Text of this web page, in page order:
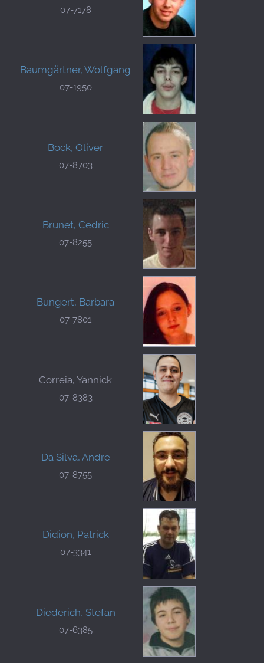
07-7178
Baumgärtner, Wolfgang
07-1950
Bock, Oliver
07-8703
Brunet, Cedric
07-8255
Bungert, Barbara
07-7801
Correia, Yannick
07-8383
Da Silva, Andre
07-8755
Didion, Patrick
07-3341
Diederich, Stefan
07-6385